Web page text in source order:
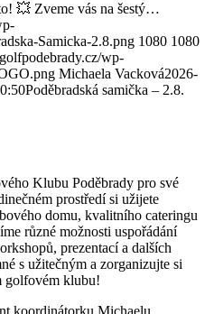
💥 Zveme vás na šestý…
Samicka-2.8.png 1080 1080
wp-
Michaela Vacková2026-
Poděbradská samička – 2.8.
Klubu Poděbrady pro své
prostředí si užijete
domu, kvalitního cateringu
různé možnosti uspořádání
prezentací a dalších
s užitečným a zorganizujte si
golfovém klubu!
koordinátorku Michaelu